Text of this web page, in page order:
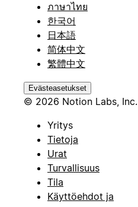
ภาษาไทย
한국어
日本語
简体中文
繁體中文
Evästeasetukset
© 2026 Notion Labs, Inc.
Yritys
Tietoja
Urat
Turvallisuus
Tila
Käyttöehdot ja